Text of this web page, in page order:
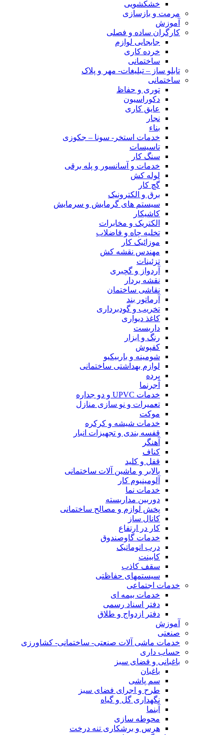
خشکشویی
مرمت و بازسازی
آموزش
کارگران ساده و فصلی
جابجایی لوازم
خرده کاری
ساختمانی
تابلو ساز – تبلیغات- مهر و پلاک
ساختمانی
توری و حفاظ
دکوراسیون
عایق کاری
نجار
بناء
خدمات استخر- سونا – جکوزی
تاسیسات
سنگ کار
خدمات و آسانسور و پله برقی
لوله کش
گچ کار
برق و الکترونیک
سیستم های گرمایش و سرمایش
کاشیکار
الکتریک و مخابرات
تخلیه چاه و فاضلاب
موزائیک کار
مهندس نقشه کش
تزئینات
آردواز و گچبری
نقشه بردار
نقاشی ساختمان
آرماتور بند
تخریب و گودبرداری
کاغذ دیواری
داربست
رنگ و ابزار
کفپوش
شومینه و باربیکیو
لوازم بهداشتی ساختمانی
پرده
آجرنما
خدمات UPVC و دو جداره
تعمیرات و نو سازی منازل
موکت
خدمات شیشه و کرکره
قفسه بندی و تجهیزات انبار
آهنگر
کناف
قفل و کلید
بالابر و ماشین آلات ساختمانی
آلومینیوم کار
خدمات نما
دوربین مداربسته
پخش لوازم و مصالح ساختمانی
کانال ساز
کار در ارتفاع
خدمات گاوصندوق
درب اتوماتیک
کابینت
سقف کاذب
سیستمهای حفاظتی
خدمات اجتماعی
خدمات بیمه ای
دفتر اسناد رسمی
دفتر ازدواج و طلاق
آموزش
صنعتی
خدمات ماشی آلات صنعتی- ساختمانی- کشاورزی
حساب داری
باغبانی و فضای سبز
باغبان
سم پاشی
طرح و اجرای فضای سبز
نگهداری گل و گیاه
آبنما
محوطه سازی
هرس و برشکاری تنه درخت